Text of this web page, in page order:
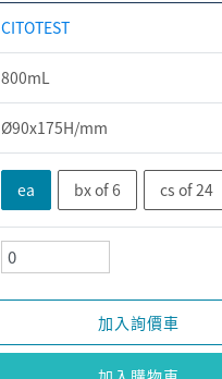
CITOTEST
800mL
Ø90x175H/mm
ea bx of 6 cs of 24
加入詢價車